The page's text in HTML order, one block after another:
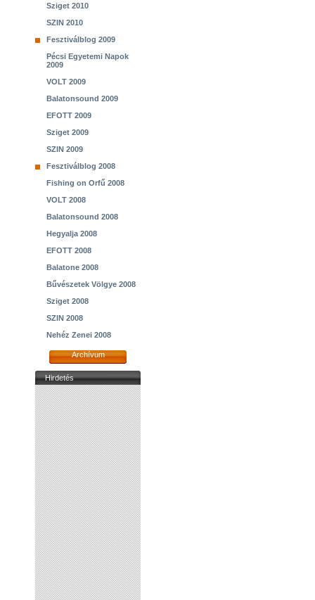
Sziget 2010
SZIN 2010
Fesztiválblog 2009
Pécsi Egyetemi Napok
2009
VOLT 2009
Balatonsound 2009
EFOTT 2009
Sziget 2009
SZIN 2009
Fesztiválblog 2008
Fishing on Orfű 2008
VOLT 2008
Balatonsound 2008
Hegyalja 2008
EFOTT 2008
Balatone 2008
Bűvészetek Völgye 2008
Sziget 2008
SZIN 2008
Nehéz Zenei 2008
Archívum
Hirdetés